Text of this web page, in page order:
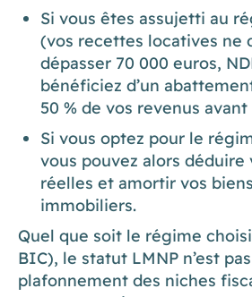
Si vous êtes assujetti au
(vos recettes locatives ne
dépasser 70 000 euros,
bénéficiez d’un
50 % de vos revenus
Si vous optez pour le
vous pouvez alors déduire
réelles et amortir vos
immobiliers.
Quel que soit le régime
BIC), le statut LMNP n’est
plafonnement des niches